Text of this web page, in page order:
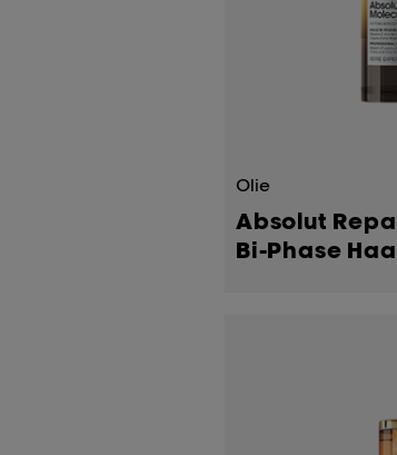
Olie
Absolut
Bi-Phase